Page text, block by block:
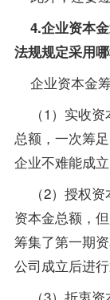
4.企业资本
法规规定采用
企业资本金
（1）实收资
总额，一次筹
企业不难能成立
（2）授权资
资本金总额，
筹集了第一期
公司成立后进行